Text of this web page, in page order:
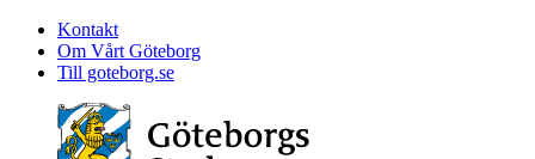
Kontakt
Om Vårt Göteborg
Till goteborg.se